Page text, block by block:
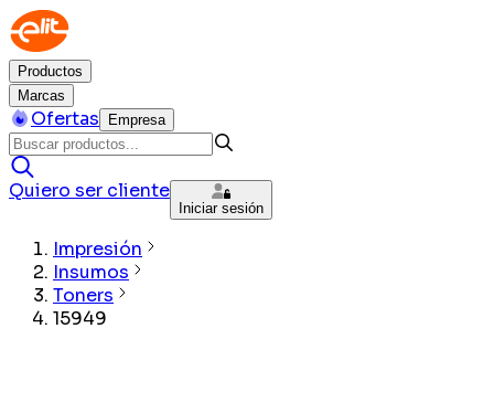
Productos
Marcas
Ofertas Empresa
Quiero ser cliente
Iniciar sesión
Impresión
Insumos
Toners
15949